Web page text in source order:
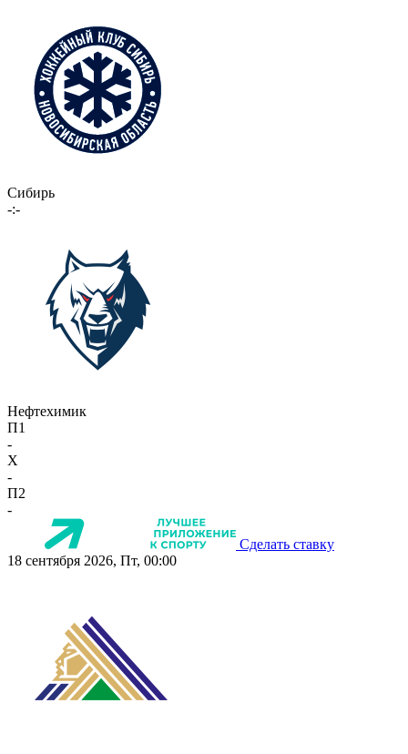
Сибирь
-:-
Нефтехимик
П1
-
X
-
П2
-
Сделать ставку
18 сентября 2026, Пт, 00:00